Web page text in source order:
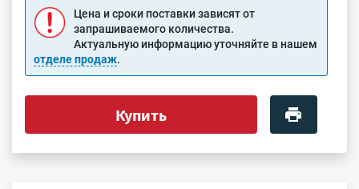
Цена и сроки поставки зависят от
запрашиваемого количества.
Актуальную информацию уточняйте в нашем
отделе продаж.
Купить